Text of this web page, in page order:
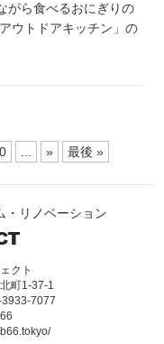
がら食べるおにぎりの
ウトドアキッチン」の
» 最後 »
・リノベーション
クト
町1-37-1
7077